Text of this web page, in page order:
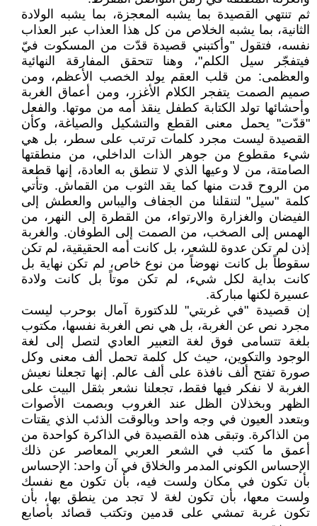
ثم تنتهي القصيدة بما يشبه المعجزة، بما يشبه الولادة
الثانية، بما يشبه الخلاص من كل هذا العذاب عبر العذاب
نفسه، فتقول "وأكتبني قصيدة قدّت من المسكوت فيّ
فيتفجّر سيل الكلم"، وهنا تتحقق المفارقة النهائية
والعظمى: من قلب العقم يولد الخصب الأعظم، ومن
صميم الصمت يتفجر الكلام الأغزر، ومن أعماق الغربة
وأحشائها تولد الكتابة كطفل ينقذ أمه من موتها. والفعل
"قدّت" يحمل معنى القطع والتشكيل والصياغة، وكأن
القصيدة ليست مجرد كلمات ترتب على سطر، بل هي
شيء مقطوع من جوهر الذات الداخلي، من منطقتها
الصامتة، من لا وعيها الذي لا تنطق به العادة، إنها قطعة
من الروح قدت منها كما يقد الثوب من القماش. وتأتي
كلمة "سيل" لتنقلنا من الجفاف واليباس والعطش إلى
الفيضان والغزارة والارتواء، من القطرة إلى النهر، من
الهمس إلى الصخب، من الصمت إلى الطوفان. والغربة
إذن لم تكن عدوة للشعر، بل كانت أمه الحقيقية، لم تكن
سقوطاً بل كانت نهوضاً من نوع خاص، لم تكن نهاية بل
كانت بداية لكل شيء، لم تكن موتاً بل كانت ولادة
عسيرة لكنها مباركة.
إن قصيدة "في غربتي" للدكتورة آمال بوحرب ليست
مجرد نص عن الغربة، بل هي نص الغربة نفسها، مكتوب
بلغة تتسامى فوق لغة التعبير العادي لتصل إلى لغة
الوجود والتكوين، حيث كل كلمة تحمل ألف معنى وكل
صورة تفتح ألف نافذة على ألف عالم. إنها تجعلنا نعيش
الغربة لا نفكر فيها فقط، تجعلنا نشعر بثقل البيت على
الظهر وبخذلان الظل عند الغروب وبصمت الأصوات
وبتعدد العيون في وجه واحد وبالوقت الذئب الذي يقتات
من الذاكرة. وتبقى هذه القصيدة في الذاكرة كواحدة من
أعمق ما كتب في الشعر العربي المعاصر عن ذلك
الإحساس الكوني المدمر والخلاق في آن واحد: الإحساس
بأن تكون في مكان ولست فيه، بأن تكون مع نفسك
ولست معها، بأن تكون لغة لا تجد من ينطق بها، بأن
تكون غربة تمشي على قدمين وتكتب قصائد بأصابع